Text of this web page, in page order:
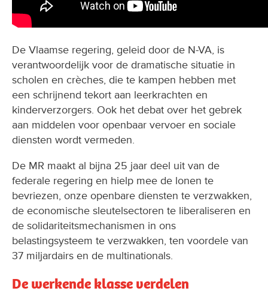
De Vlaamse regering, geleid door de N-VA, is
verantwoordelijk voor de dramatische situatie in
scholen en crèches, die te kampen hebben met
een schrijnend tekort aan leerkrachten en
kinderverzorgers. Ook het debat over het gebrek
aan middelen voor openbaar vervoer en sociale
diensten wordt vermeden.
De MR maakt al bijna 25 jaar deel uit van de
federale regering en hielp mee de lonen te
bevriezen, onze openbare diensten te verzwakken,
de economische sleutelsectoren te liberaliseren en
de solidariteitsmechanismen in ons
belastingsysteem te verzwakken, ten voordele van
37 miljardairs en de multinationals.
De werkende klasse verdelen